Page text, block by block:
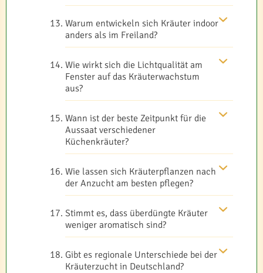
Warum entwickeln sich Kräuter indoor
anders als im Freiland?
Wie wirkt sich die Lichtqualität am
Fenster auf das Kräuterwachstum
aus?
Wann ist der beste Zeitpunkt für die
Aussaat verschiedener
Küchenkräuter?
Wie lassen sich Kräuterpflanzen nach
der Anzucht am besten pflegen?
Stimmt es, dass überdüngte Kräuter
weniger aromatisch sind?
Gibt es regionale Unterschiede bei der
Kräuterzucht in Deutschland?